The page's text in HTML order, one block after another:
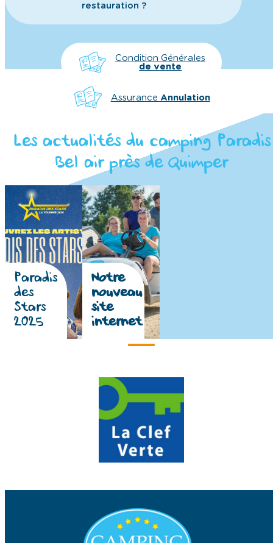
restauration ?
Condition Générales
de vente
Assurance Annulation
Les actualités du camping Paradis
Bel air près de Quimper
Paradis
des
Stars
2025
Notre
nouveau
site
internet